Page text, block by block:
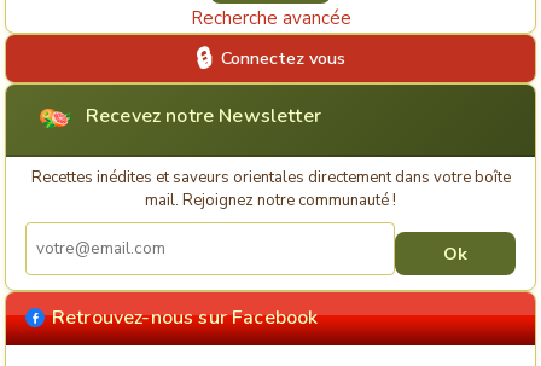
Recherche avancée
Connectez vous
Recevez notre Newsletter
Recettes inédites et saveurs orientales directement dans votre boîte
mail. Rejoignez notre communauté !
Retrouvez-nous sur Facebook